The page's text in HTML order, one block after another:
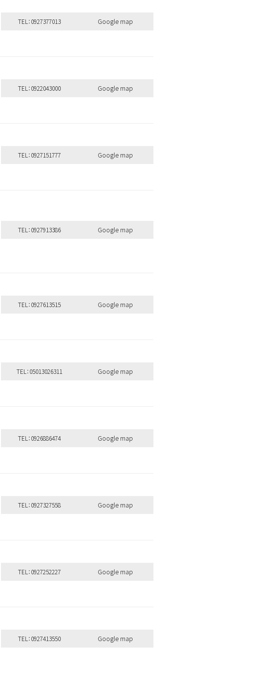
全てのキーワードを見る
取扱いサロンはこちら
TEL：0927377013 Google map
TEL：0922043000 Google map
TEL：0927151777 Google map
TEL：0927913386 Google map
TEL：0927613515 Google map
TEL：05013026311 Google map
TEL：0926886474 Google map
TEL：0927327558 Google map
TEL：0927252227 Google map
TEL：0927413550 Google map